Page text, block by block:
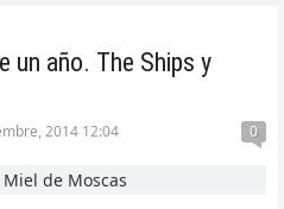
un año. The Ships y
2014 12:04 0